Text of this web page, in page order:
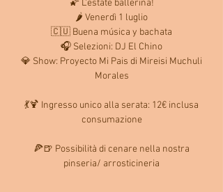
🌠 L'estate ballerina!
🌶 Venerdì 1 luglio
🇨🇺 Buena música y bachata
🎧 Selezioni: DJ El Chino
💎 Show: Proyecto Mi Pais di Mireisi Muchuli
Morales
💃🍹 Ingresso unico alla serata: 12€ inclusa
consumazione
🍕🍺 Possibilità di cenare nella nostra
pinseria/ arrosticineria